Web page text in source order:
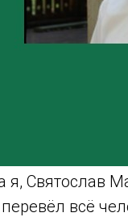
я, Святослав
всё